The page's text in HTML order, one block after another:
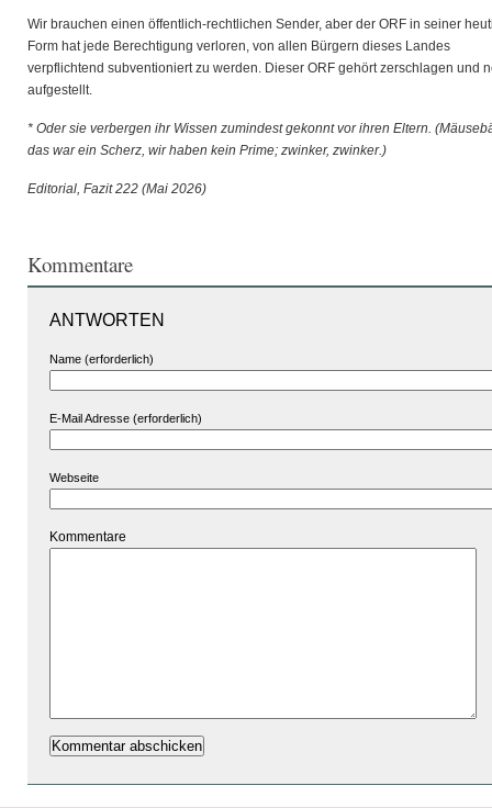
Wir brauchen einen öffentlich-rechtlichen Sender, aber der ORF in seiner
Form hat jede Berechtigung verloren, von allen Bürgern dieses Landes
verpflichtend subventioniert zu werden. Dieser ORF gehört zerschlagen und
aufgestellt.
* Oder sie verbergen ihr Wissen zumindest gekonnt vor ihren Eltern.
das war ein Scherz, wir haben kein Prime; zwinker, zwinker.)
Editorial, Fazit 222 (Mai 2026)
Kommentare
ANTWORTEN
Name (erforderlich)
E-Mail Adresse (erforderlich)
Webseite
Kommentare